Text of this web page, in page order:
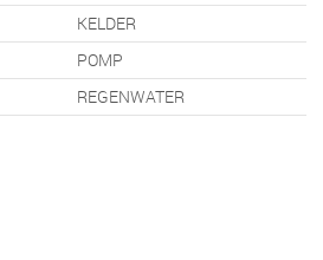
KELDER
POMP
REGENWATER